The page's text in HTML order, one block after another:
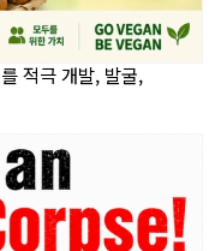
적극 개발, 발굴,